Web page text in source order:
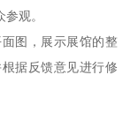
观。
图，展示展馆的整
据反馈意见进行修